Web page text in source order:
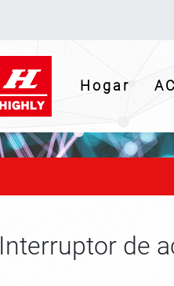
Hogar
Interruptor de